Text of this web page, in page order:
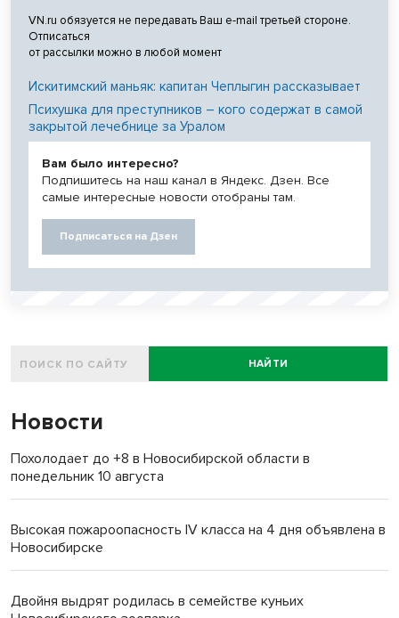
VN.ru обязуется не передавать Ваш e-mail третьей стороне.
Отписаться
от рассылки можно в любой момент
Искитимский маньяк: капитан Чеплыгин рассказывает
Психушка для преступников – кого содержат в самой
закрытой лечебнице за Уралом
Вам было интересно?
Подпишитесь на наш канал в Яндекс. Дзен. Все
самые интересные новости отобраны там.
Подписаться на Дзен
НАЙТИ
Новости
Похолодает до +8 в Новосибирской области в
понедельник 10 августа
Высокая пожароопасность IV класса на 4 дня объявлена в
Новосибирске
Двойня выдрят родилась в семействе куньих